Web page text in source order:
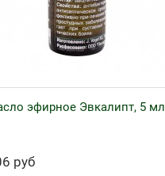
эфирное Эвкалипт, 5 мл
руб